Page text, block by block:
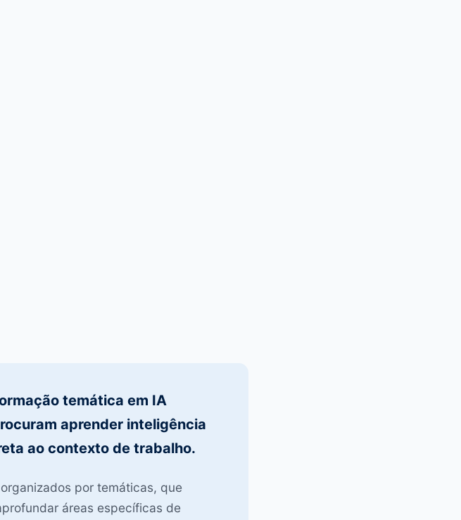
temática em IA
aprender inteligência
ao contexto de trabalho.
por temáticas, que
áreas específicas de